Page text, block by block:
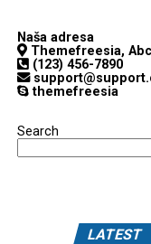
Naša adresa
Themefreesia,
(123) 456-7890
themefreesia
Search
LATEST